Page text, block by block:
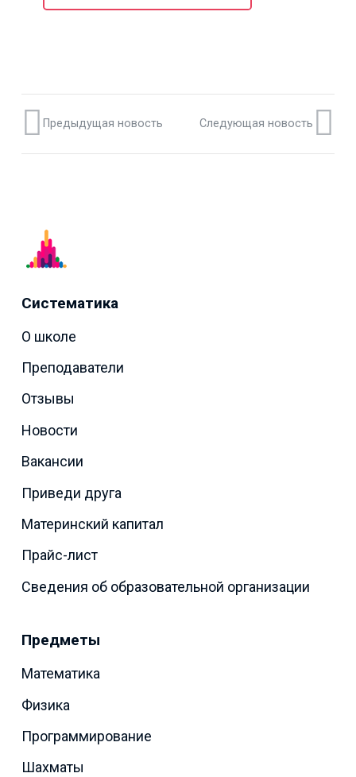
Предыдущая новость Следующая новость
Систематика
О школе
Преподаватели
Отзывы
Новости
Вакансии
Приведи друга
Материнский капитал
Прайс-лист
Сведения об образовательной организации
Предметы
Математика
Физика
Программирование
Шахматы